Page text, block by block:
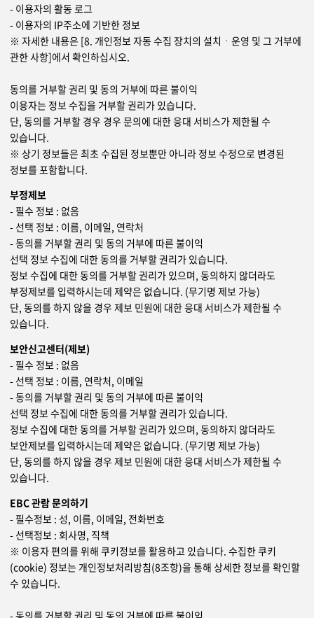
- 이용자의 활동 로그
- 이용자의 IP주소에 기반한 정보
※ 자세한 내용은 [8. 개인정보 자동 수집 장치의 설치ㆍ운영 및 그 거부에
관한 사항]에서 확인하십시오.
동의를 거부할 권리 및 동의 거부에 따른 불이익
이용자는 정보 수집을 거부할 권리가 있습니다.
단, 동의를 거부할 경우 경우 문의에 대한 응대 서비스가 제한될 수
있습니다.
※ 상기 정보들은 최초 수집된 정보뿐만 아니라 정보 수정으로 변경된
정보를 포함합니다.
부정제보
- 필수 정보 : 없음
- 선택 정보 : 이름, 이메일, 연락처
- 동의를 거부할 권리 및 동의 거부에 따른 불이익
선택 정보 수집에 대한 동의를 거부할 권리가 있습니다.
정보 수집에 대한 동의를 거부할 권리가 있으며, 동의하지 않더라도
부정제보를 입력하시는데 제약은 없습니다. (무기명 제보 가능)
단, 동의를 하지 않을 경우 제보 민원에 대한 응대 서비스가 제한될 수
있습니다.
보안신고센터(제보)
- 필수 정보 : 없음
- 선택 정보 : 이름, 연락처, 이메일
- 동의를 거부할 권리 및 동의 거부에 따른 불이익
선택 정보 수집에 대한 동의를 거부할 권리가 있습니다.
정보 수집에 대한 동의를 거부할 권리가 있으며, 동의하지 않더라도
보안제보를 입력하시는데 제약은 없습니다. (무기명 제보 가능)
단, 동의를 하지 않을 경우 제보 민원에 대한 응대 서비스가 제한될 수
있습니다.
EBC 관람 문의하기
- 필수정보 : 성, 이름, 이메일, 전화번호
- 선택정보 : 회사명, 직책
※ 이용자 편의를 위해 쿠키정보를 활용하고 있습니다. 수집한 쿠키
(cookie) 정보는 개인정보처리방침(8조항)을 통해 상세한 정보를 확인할
수 있습니다.
- 동의를 거부할 권리 및 동의 거부에 따른 불이익